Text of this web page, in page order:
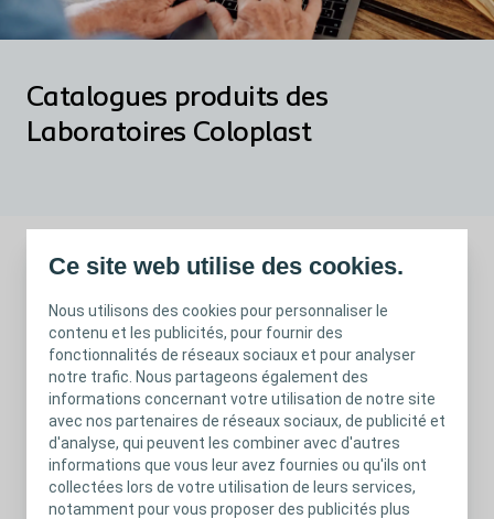
Ce site web utilise des cookies.
Nous utilisons des cookies pour personnaliser le
contenu et les publicités, pour fournir des
fonctionnalités de réseaux sociaux et pour analyser
notre trafic. Nous partageons également des
informations concernant votre utilisation de notre site
avec nos partenaires de réseaux sociaux, de publicité et
d'analyse, qui peuvent les combiner avec d'autres
informations que vous leur avez fournies ou qu'ils ont
collectées lors de votre utilisation de leurs services,
notamment pour vous proposer des publicités plus
Catalogues produits des
Laboratoires Coloplast
Vous trouverez sur cette page le catalogue
de nos gammes soin des stomies et
continence.
PDF
catalogue gamme stomie -
mai2024.pdf